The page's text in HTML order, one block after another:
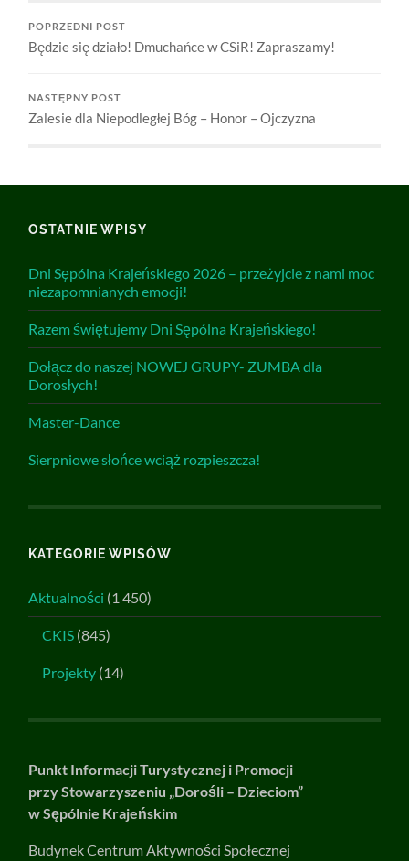
POPRZEDNI POST
Będzie się działo! Dmuchańce w CSiR! Zapraszamy!
NASTĘPNY POST
Zalesie dla Niepodległej Bóg – Honor – Ojczyzna
OSTATNIE WPISY
Dni Sępólna Krajeńskiego 2026 – przeżyjcie z nami moc
niezapomnianych emocji!
Razem świętujemy Dni Sępólna Krajeńskiego!
Dołącz do naszej NOWEJ GRUPY- ZUMBA dla
Dorosłych!
Master-Dance
Sierpniowe słońce wciąż rozpieszcza!
KATEGORIE WPISÓW
Aktualności (1 450)
CKIS (845)
Projekty (14)
Punkt Informacji Turystycznej i Promocji
przy Stowarzyszeniu „Dorośli – Dzieciom”
w Sępólnie Krajeńskim
Budynek Centrum Aktywności Społecznej